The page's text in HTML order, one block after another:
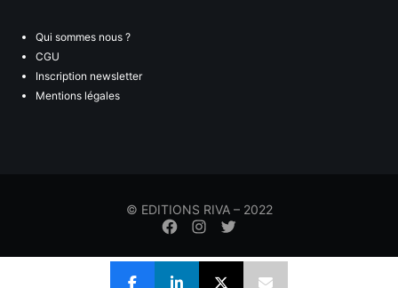
Qui sommes nous ?
CGU
Inscription newsletter
Mentions légales
© EDITIONS RIVA – 2022
Élément
menude
de